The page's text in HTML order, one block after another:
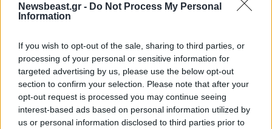
Newsbeast.gr - Do Not Process My Personal
Information
If you wish to opt-out of the sale, sharing to third parties, or
processing of your personal or sensitive information for
targeted advertising by us, please use the below opt-out
section to confirm your selection. Please note that after your
opt-out request is processed you may continue seeing
interest-based ads based on personal information utilized by
us or personal information disclosed to third parties prior to
Με την επιφύλαξη 06·08·2023 17:52
καταταλαιπωρημενη γη από το περιττό βάρος του.
Απαντήστε
ΠΕΡΙΣΣΟΤΕΡΑ ΣΧΟΛΙΑ
TRENDING